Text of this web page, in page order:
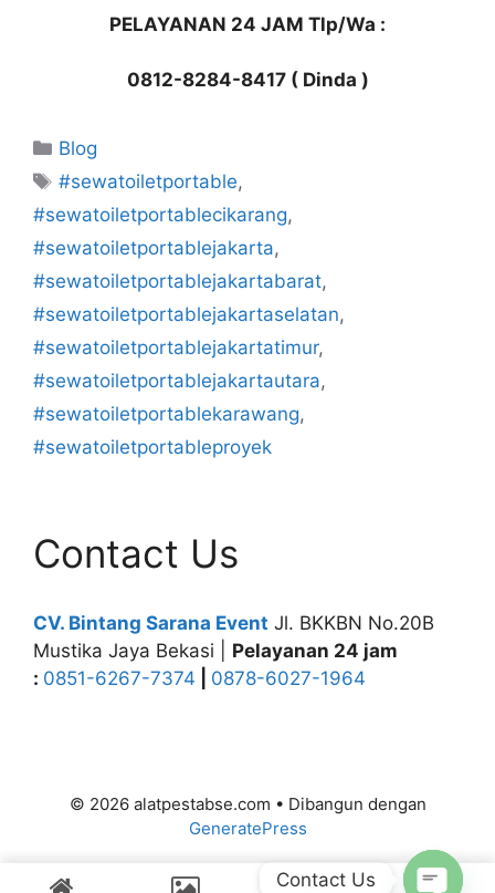
PELAYANAN 24 JAM Tlp/Wa :
0812-8284-8417 ( Dinda )
Kategori
Blog
Tag
#sewatoiletportable,
#sewatoiletportablecikarang,
#sewatoiletportablejakarta,
#sewatoiletportablejakartabarat,
#sewatoiletportablejakartaselatan,
#sewatoiletportablejakartatimur,
#sewatoiletportablejakartautara,
#sewatoiletportablekarawang,
#sewatoiletportableproyek
Contact Us
CV. Bintang Sarana Event Jl. BKKBN No.20B
Mustika Jaya Bekasi | Pelayanan 24 jam
: 0851-6267-7374 0878-6027-1964
© 2026 alatpestabse.com • Dibangun dengan
GeneratePress
Contact Us